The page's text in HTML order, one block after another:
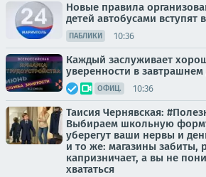
Новые правила
детей автобусами вступят
ПАБЛИКИ 10:36
Каждый заслуживает
уверенности в завтрашнем
ОФИЦ. 10:36
Таисия Чернявская:
Выбираем школьную
уберегут ваши нервы и
и то же: магазины забиты,
капризничает, а вы не
хвататься